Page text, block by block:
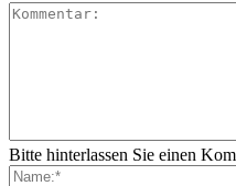
Bitte hinterlassen Sie einen